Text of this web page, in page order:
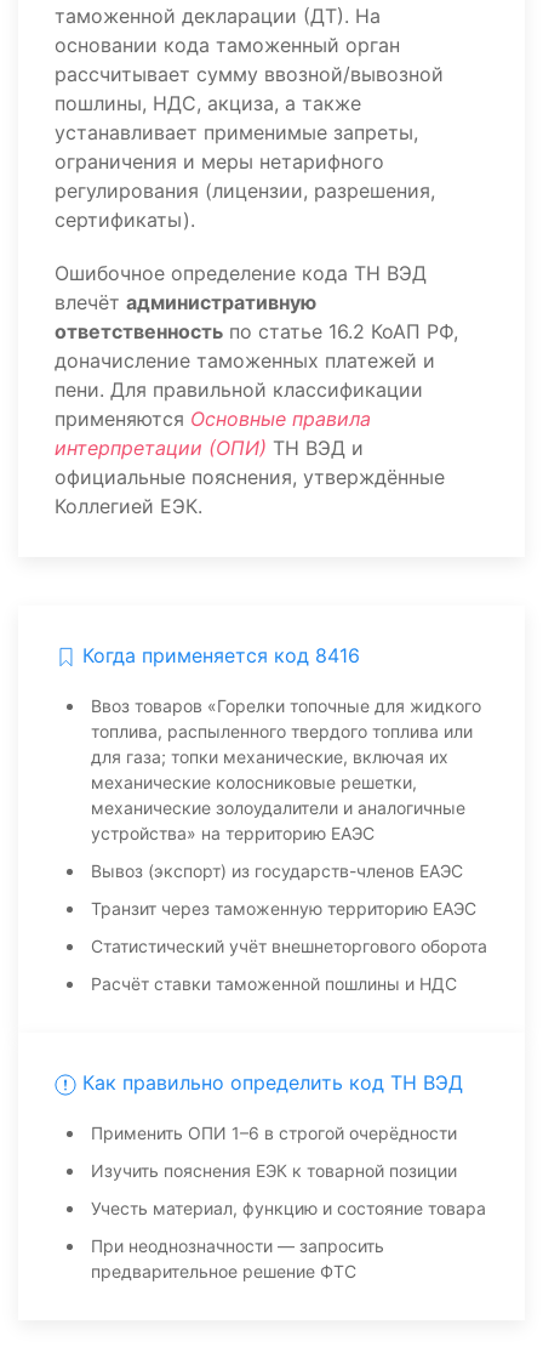
таможенной декларации (ДТ). На
основании кода таможенный орган
рассчитывает сумму ввозной/вывозной
пошлины, НДС, акциза, а также
устанавливает применимые запреты,
ограничения и меры нетарифного
регулирования (лицензии, разрешения,
сертификаты).
Ошибочное определение кода ТН ВЭД
влечёт административную
ответственность по статье 16.2 КоАП РФ,
доначисление таможенных платежей и
пени. Для правильной классификации
применяются Основные правила
интерпретации (ОПИ) ТН ВЭД и
официальные пояснения, утверждённые
Коллегией ЕЭК.
Когда применяется код 8416
Ввоз товаров «Горелки топочные для жидкого
топлива, распыленного твердого топлива или
для газа; топки механические, включая их
механические колосниковые решетки,
механические золоудалители и аналогичные
устройства» на территорию ЕАЭС
Вывоз (экспорт) из государств-членов ЕАЭС
Транзит через таможенную территорию ЕАЭС
Статистический учёт внешнеторгового оборота
Расчёт ставки таможенной пошлины и НДС
Как правильно определить код ТН ВЭД
Применить ОПИ 1–6 в строгой очерёдности
Изучить пояснения ЕЭК к товарной позиции
Учесть материал, функцию и состояние товара
При неоднозначности — запросить
предварительное решение ФТС